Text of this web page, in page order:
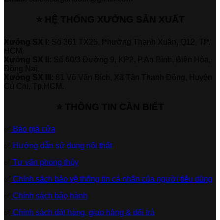
Báo giá cửa
Hướng dẫn sử dụng nội thất
Tư vấn phong thủy
Chính sách bảo vệ thông tin cá nhân của người tiêu dùng
Chính sách bảo hành
Chính sách đặt hàng, giao hàng & đổi trả